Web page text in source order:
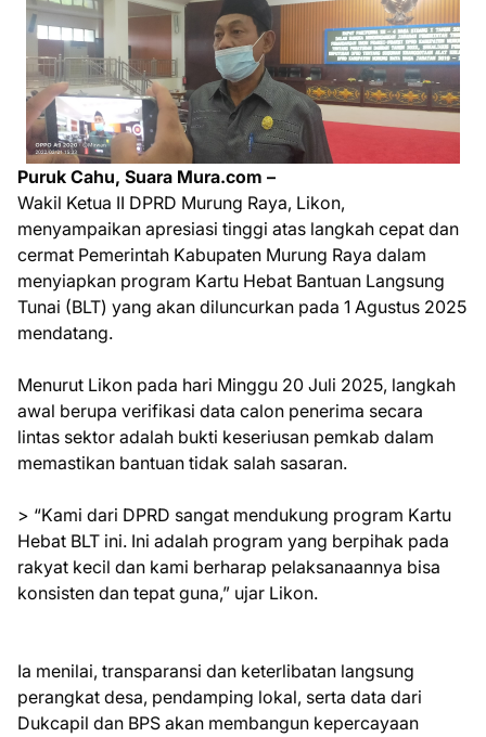
Puruk Cahu, Suara Mura.com –
Wakil Ketua II DPRD Murung Raya, Likon,
menyampaikan apresiasi tinggi atas langkah cepat dan
cermat Pemerintah Kabupaten Murung Raya dalam
menyiapkan program Kartu Hebat Bantuan Langsung
Tunai (BLT) yang akan diluncurkan pada 1 Agustus 2025
mendatang.
Menurut Likon pada hari Minggu 20 Juli 2025, langkah
awal berupa verifikasi data calon penerima secara
lintas sektor adalah bukti keseriusan pemkab dalam
memastikan bantuan tidak salah sasaran.
> “Kami dari DPRD sangat mendukung program Kartu
Hebat BLT ini. Ini adalah program yang berpihak pada
rakyat kecil dan kami berharap pelaksanaannya bisa
konsisten dan tepat guna,” ujar Likon.
Ia menilai, transparansi dan keterlibatan langsung
perangkat desa, pendamping lokal, serta data dari
Dukcapil dan BPS akan membangun kepercayaan